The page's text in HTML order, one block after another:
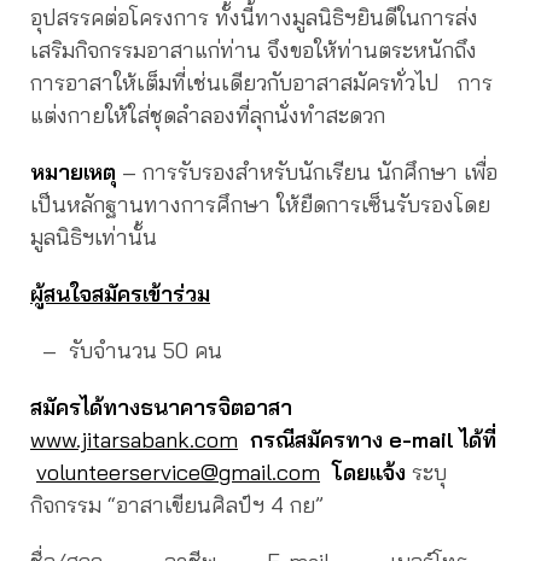
อุปสรรคต่อโครงการ ทั้งนี้ทางมูลนิธิฯยินดีในการส่ง
เสริมกิจกรรมอาสาแก่ท่าน จึงขอให้ท่านตระหนักถึง
การอาสาให้เต็มที่เช่นเดียวกับอาสาสมัครทั่วไป การ
แต่งกายให้ใส่ชุดลำลองที่ลุกนั่งทำสะดวก
หมายเหตุ – การรับรองสำหรับนักเรียน นักศึกษา เพื่อ
เป็นหลักฐานทางการศึกษา ให้ยืดการเซ็นรับรองโดย
มูลนิธิฯเท่านั้น
ผู้สนใจสมัครเข้าร่วม
– รับจำนวน 50 คน
สมัครได้ทางธนาคารจิตอาสา
www.jitarsabank.com กรณีสมัครทาง e-mail ได้ที่
volunteerservice@gmail.com โดยแจ้ง ระบุ
กิจกรรม “อาสาเขียนศิลป์ฯ 4 กย”